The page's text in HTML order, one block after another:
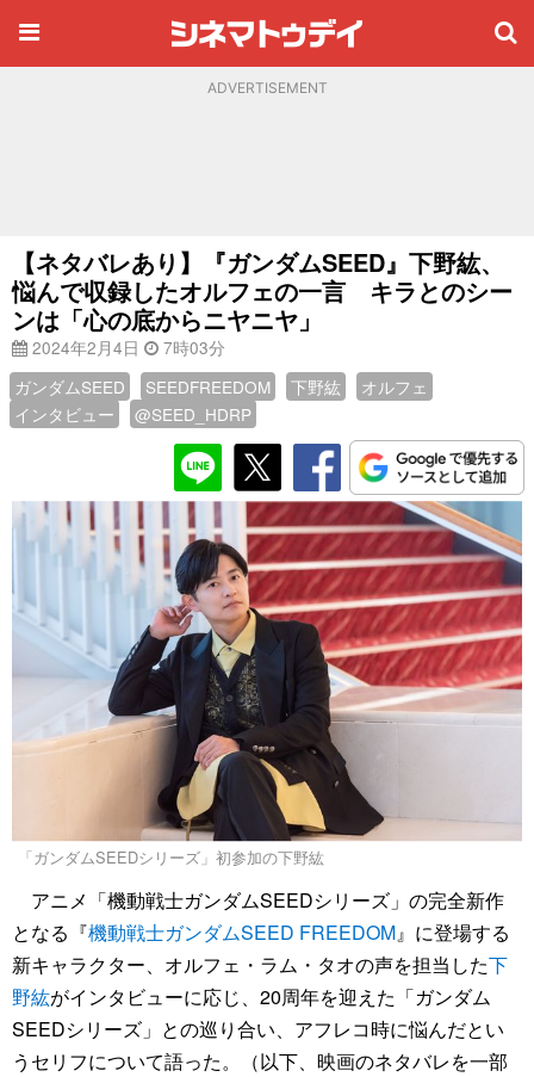
ADVERTISEMENT
【ネタバレあり】『ガンダムSEED』下野紘、
悩んで収録したオルフェの一言 キラとのシー
ンは「心の底からニヤニヤ」
2024年2月4日
7時03分
ガンダムSEED
SEEDFREEDOM 下野紘
オルフェ
インタビュー
@SEED_HDRP
「ガンダムSEEDシリーズ」初参加の下野紘
アニメ「機動戦士ガンダムSEEDシリーズ」の完全新作
となる『機動戦士ガンダムSEED FREEDOM』に登場する
新キャラクター、オルフェ・ラム・タオの声を担当した下
野紘がインタビューに応じ、20周年を迎えた「ガンダム
SEEDシリーズ」との巡り合い、アフレコ時に悩んだとい
うセリフについて語った。（以下、映画のネタバレを一部